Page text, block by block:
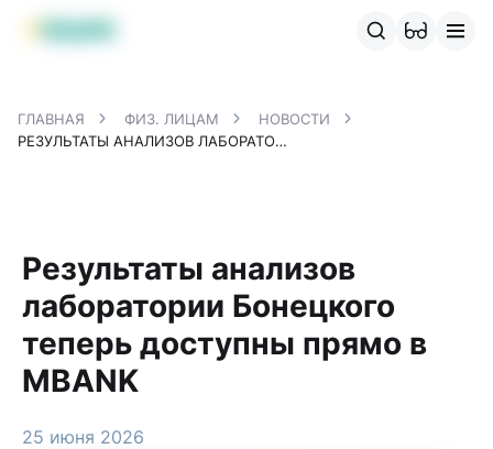
Продукты MBANK
ГЛАВНАЯ ФИЗ. ЛИЦАМ
НОВОСТИ
РЕЗУЛЬТАТЫ АНАЛИЗОВ ЛАБОРАТОРИИ БОНЕЦКОГО ТЕПЕРЬ ДОСТУПНЫ ПРЯМО В MBANK
Результаты анализов
лаборатории Бонецкого
теперь доступны прямо в
MBANK
25 июня 2026